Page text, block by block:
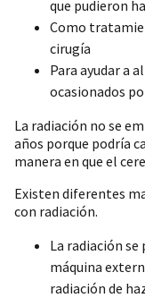
que pudieron
Como
cirugía
Para ayudar a
ocasionados
La radiación no se
años porque podría
manera en que el
Existen diferentes
con radiación.
La radiación
máquina
radiación de